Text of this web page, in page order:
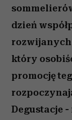
dzień
rozwijanych
który
promocję
Degustacje